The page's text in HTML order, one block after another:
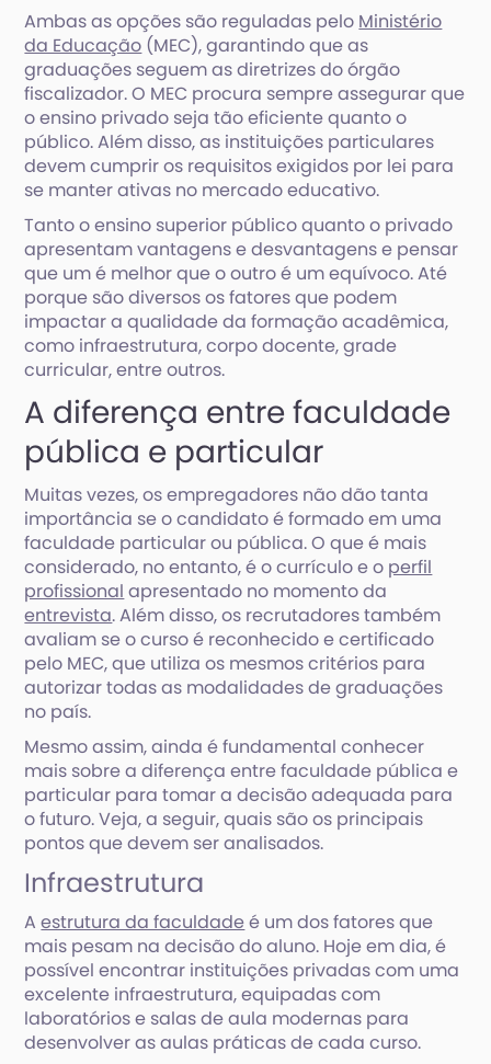
Ambas as opções são reguladas pelo Ministério
da Educação (MEC), garantindo que as
graduações seguem as diretrizes do órgão
fiscalizador. O MEC procura sempre assegurar que
o ensino privado seja tão eficiente quanto o
público. Além disso, as instituições particulares
devem cumprir os requisitos exigidos por lei para
se manter ativas no mercado educativo.
Tanto o ensino superior público quanto o privado
apresentam vantagens e desvantagens e pensar
que um é melhor que o outro é um equívoco. Até
porque são diversos os fatores que podem
impactar a qualidade da formação acadêmica,
como infraestrutura, corpo docente, grade
curricular, entre outros.
A diferença entre faculdade
pública e particular
Muitas vezes, os empregadores não dão tanta
importância se o candidato é formado em uma
faculdade particular ou pública. O que é mais
considerado, no entanto, é o currículo e o perfil
profissional apresentado no momento da
entrevista. Além disso, os recrutadores também
avaliam se o curso é reconhecido e certificado
pelo MEC, que utiliza os mesmos critérios para
autorizar todas as modalidades de graduações
no país.
Mesmo assim, ainda é fundamental conhecer
mais sobre a diferença entre faculdade pública e
particular para tomar a decisão adequada para
o futuro. Veja, a seguir, quais são os principais
pontos que devem ser analisados.
Infraestrutura
Aestrutura da faculdadeé um dos fatores que
mais pesam na decisão do aluno. Hoje em dia, é
possível encontrar instituições privadas com uma
excelente infraestrutura, equipadas com
laboratórios e salas de aula modernas para
desenvolver as aulas práticas de cada curso.